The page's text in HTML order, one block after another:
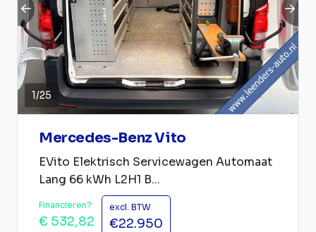
1/25
Mercedes-Benz Vito
EVito Elektrisch Servicewagen Automaat
Lang 66 kWh L2H1 B...
Financieren?
€ 532,82
excl. BTW
€22.950